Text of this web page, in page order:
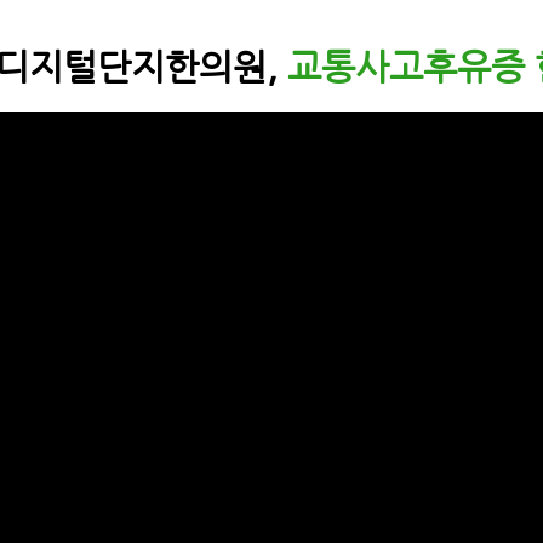
지털단지한의원, 교통사고후유증